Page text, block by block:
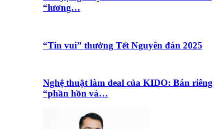
“lương…
“Tin vui” thưởng Tết Nguyên đán 2025
Nghệ thuật làm deal của KIDO: Bán riêng
“phần hồn và…